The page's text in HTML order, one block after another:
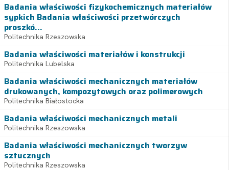
Badania właściwości fizykochemicznych materiałów
sypkich Badania właściwości przetwórczych
proszkó...
Politechnika Rzeszowska
Badania właściwości materiałów i konstrukcji
Politechnika Lubelska
Badania właściwości mechanicznych materiałów
drukowanych, kompozytowych oraz polimerowych
Politechnika Białostocka
Badania właściwości mechanicznych metali
Politechnika Rzeszowska
Badania właściwości mechanicznych tworzyw
sztucznych
Politechnika Rzeszowska